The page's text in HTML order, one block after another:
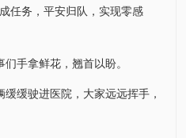
任务，平安归队，实现零感
手拿鲜花，翘首以盼。
缓驶进医院，大家远远挥手，